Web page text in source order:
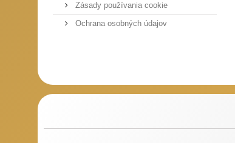
Zásady používania cookie
Ochrana osobných údajov